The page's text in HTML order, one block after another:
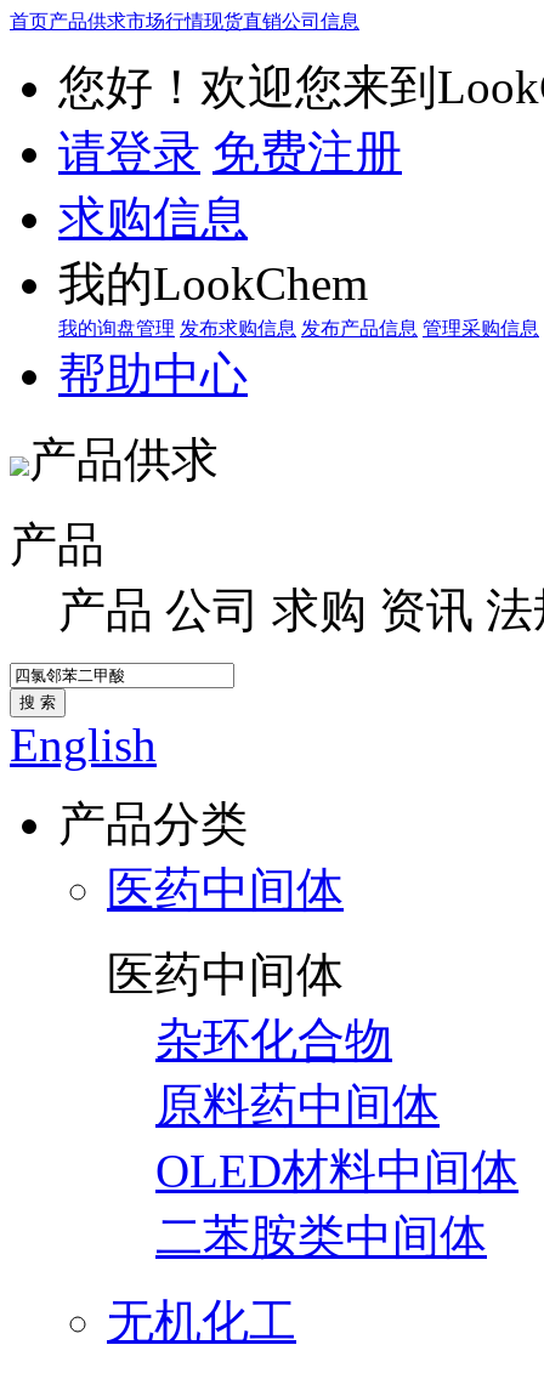
首页产品供求市场行情现货直销公司信息
您好！欢迎您来到
请登录 免费注册
求购信息
我的LookChem
我的询盘管理 发布求购信息 发布产品信息 管理采购信息
帮助中心
产品供求
产品
产品 公司 求购 资讯 法
搜 索
English
产品分类
医药中间体
医药中间体
杂环化合物
原料药中间体
OLED材料中间体
二苯胺类中间体
无机化工